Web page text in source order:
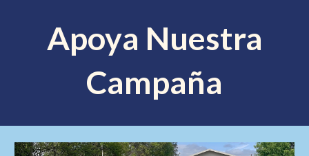
Apoya Nuestra
Campaña